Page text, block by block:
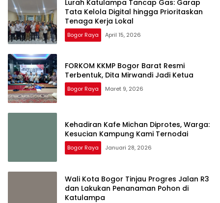
Lurah Katulampa Tancap Gas: Garap
Tata Kelola Digital hingga Prioritaskan
Tenaga Kerja Lokal
Bogor Raya April 15, 2026
FORKOM KKMP Bogor Barat Resmi
Terbentuk, Dita Mirwandi Jadi Ketua
Bogor Raya Maret 9, 2026
Kehadiran Kafe Michan Diprotes, Warga:
Kesucian Kampung Kami Ternodai
Bogor Raya Januari 28, 2026
Wali Kota Bogor Tinjau Progres Jalan R3
dan Lakukan Penanaman Pohon di
Katulampa